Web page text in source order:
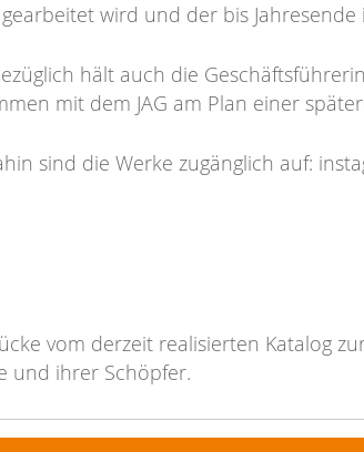
wird und der bis Jahresende
hält auch die
mit dem JAG am Plan einer
sind die Werke zugänglich auf:
vom derzeit realisierten Katalog
und ihrer Schöpfer.